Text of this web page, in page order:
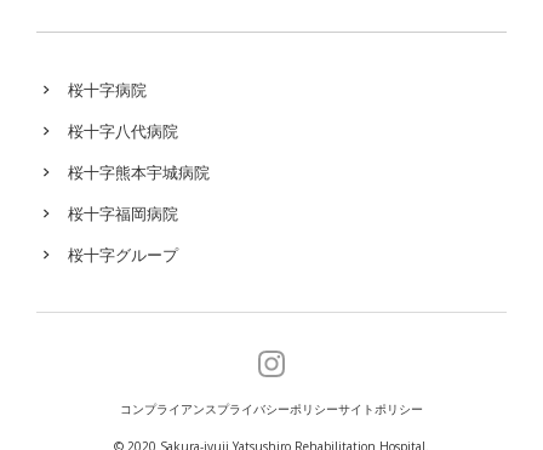
桜十字病院
桜十字八代病院
桜十字熊本宇城病院
桜十字福岡病院
桜十字グループ
コンプライアンスプライバシーポリシーサイトポリシー
© 2020 Sakura-jyuji Yatsushiro Rehabilitation Hospital.